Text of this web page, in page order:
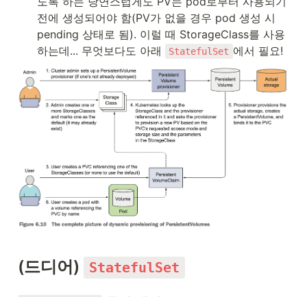
전에 생성되어야 함(PV가 없을 경우 pod 생성 시
pending 상태로 됨). 이럴 때 StorageClass를 사용
하는데... 무엇보다도 아래
StatefulSet 에서 필요!
(드디어) StatefulSet